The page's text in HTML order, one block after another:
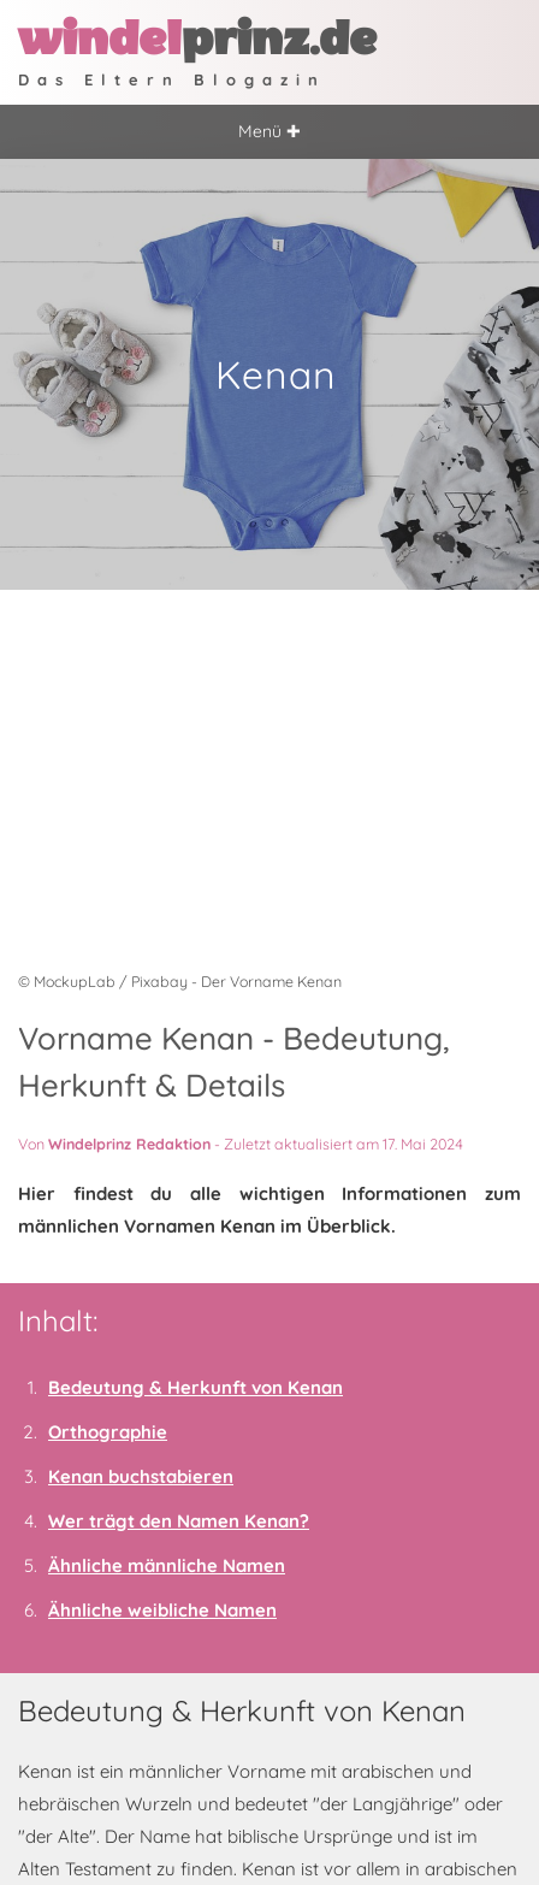
windelprinz.de
Das Eltern Blogazin
Menü ✚
Kenan
© MockupLab / Pixabay - Der Vorname Kenan
Vorname Kenan - Bedeutung,
Herkunft & Details
VonWindelprinz Redaktion - Zuletzt aktualisiert am 17. Mai 2024
Hier findest du alle wichtigen Informationen zum
männlichen Vornamen Kenan im Überblick.
Inhalt:
Bedeutung & Herkunft von Kenan
Orthographie
Kenan buchstabieren
Wer trägt den Namen Kenan?
Ähnliche männliche Namen
Ähnliche weibliche Namen
Bedeutung & Herkunft von Kenan
Kenan ist ein männlicher Vorname mit arabischen und
hebräischen Wurzeln und bedeutet "der Langjährige" oder
"der Alte". Der Name hat biblische Ursprünge und ist im
Alten Testament zu finden. Kenan ist vor allem in arabischen